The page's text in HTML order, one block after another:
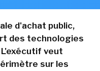
d'achat public,
des technologies
veut
sur les